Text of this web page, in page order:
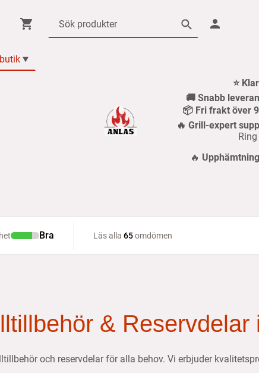
⭐
🚚 Snabb
📦 Fri frakt över
🔥 Grill-expert
🔥
& Reservdelar
och reservdelar för alla behov. Vi erbjuder